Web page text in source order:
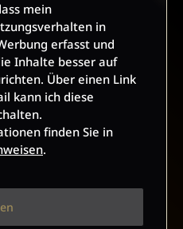
OBEN
mein
in
erfasst und
Inhalte besser auf
Über einen Link
kann ich diese
finden Sie in
.